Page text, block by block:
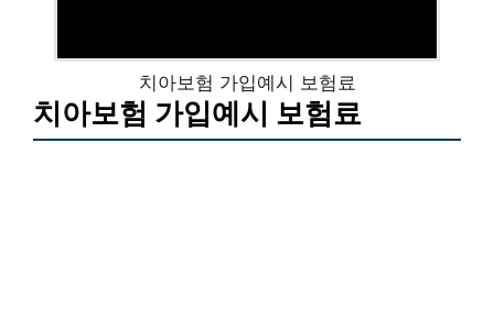
치아보험 가입예시 보험료
치아보험 가입예시 보험료